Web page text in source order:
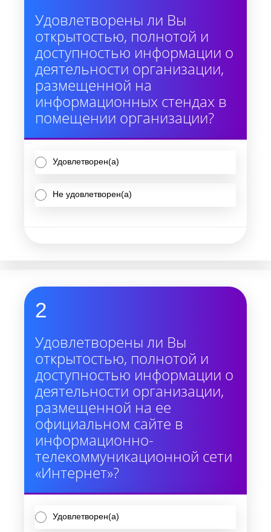
Удовлетворены ли Вы
открытостью, полнотой и
доступностью информации о
деятельности организации,
размещенной на
информационных стендах в
помещении организации?
Удовлетворен(а)
Не удовлетворен(а)
2
Удовлетворены ли Вы
открытостью, полнотой и
доступностью информации о
деятельности организации,
размещенной на ее
официальном сайте в
информационно-
телекоммуникационной сети
«Интернет»?
Удовлетворен(а)